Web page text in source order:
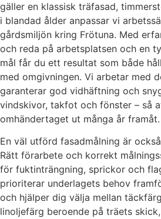
gäller en klassisk träfasad,
i blandad ålder anpassar vi
gårdsmiljön kring Frötuna. Med
och reda på arbetsplatsen och en
mål får du ett resultat som både
med omgivningen. Vi arbetar med
garanterar god vidhäftning och
vindskivor, takfot och fönster – så
omhändertaget ut många år framåt.
En väl utförd fasadmålning är
Rätt förarbete och korrekt
för fuktinträngning, sprickor och
prioriterar underlagets behov
och hjälper dig välja mellan
linoljefärg beroende på träets